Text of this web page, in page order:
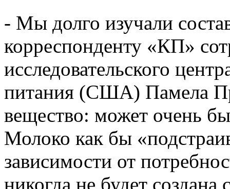
- Мы долго изучали
корреспонденту «КП»
исследовательского
питания (США) Памела
вещество: может очень
Молоко как бы
зависимости от
никогда не будет создана